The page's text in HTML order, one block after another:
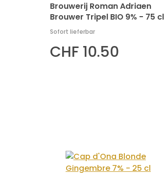
Brouwerij Roman Adriaen
Brouwer Tripel BIO 9% - 75 cl
Sofort lieferbar
CHF 10.50